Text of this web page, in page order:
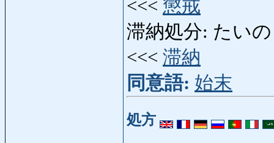
<<< 懲戒
滞納処分: たいの
<<< 滞納
同意語: 始末
処方